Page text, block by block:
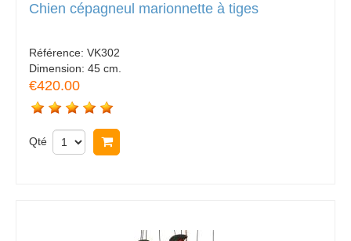
Chien cépagneul marionnette à tiges
Référence: VK302
Dimension: 45 cm.
€420.00
Qté